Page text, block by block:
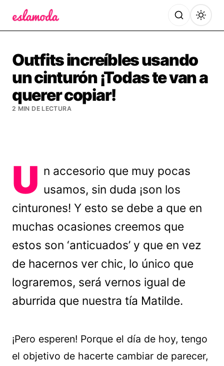
Outfits increíbles usando
un cinturón ¡Todas te van a
querer copiar!
2 MIN DE LECTURA
U n accesorio que muy pocas
usamos, sin duda ¡son los
cinturones! Y esto se debe a que en
muchas ocasiones creemos que
estos son ‘anticuados’ y que en vez
de hacernos ver chic, lo único que
lograremos, será vernos igual de
aburrida que nuestra tía Matilde.
¡Pero esperen! Porque el día de hoy, tengo
el objetivo de hacerte cambiar de parecer,